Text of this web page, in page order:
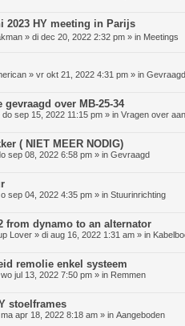
2023 HY meeting in Parijs
» di dec 20, 2022 2:32 pm » in Meetings
» vr okt 21, 2022 4:31 pm » in Gevraagd
gevraagd over MB-25-34
do sep 15, 2022 11:15 pm » in Vragen over
( NIET MEER NODIG)
sep 08, 2022 6:58 pm » in Gevraagd
sep 04, 2022 4:35 pm » in Stuurinrichting
from dynamo to an alternator
Lover » di aug 16, 2022 1:31 am » in
remolie enkel systeem
wo jul 13, 2022 7:50 pm » in Remmen
stoelframes
ma apr 18, 2022 8:18 am » in Aangeboden